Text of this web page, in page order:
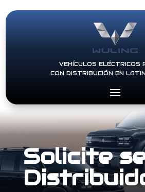
VEHÍCULOS ELÉCTRICOS
CON DISTRIBUCIÓN EN
Solicite